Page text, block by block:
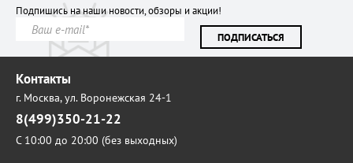
Подпишись на наши новости, обзоры и акции!
ПОДПИСАТЬСЯ
Контакты
г. Москва,ул. Воронежская 24-1
8(499)350-21-22
С 10:00 до 20:00 (без выходных)